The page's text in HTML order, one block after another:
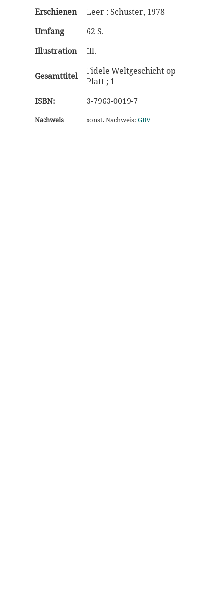
Erschienen
Leer : Schuster, 1978
Umfang
62 S.
Illustration
Ill.
Gesamttitel
Fidele Weltgeschicht op
Platt ; 1
ISBN:
3-7963-0019-7
Nachweis sonst. Nachweis: GBV